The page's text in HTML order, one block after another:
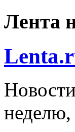
Лента
неделю,